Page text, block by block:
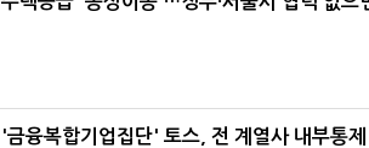
'금융복합기업집단' 토스, 전 계열사 내부통